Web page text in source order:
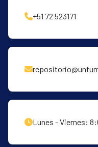
+51 72 523171
Lunes - Viernes: